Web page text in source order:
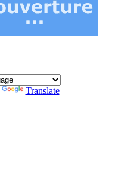
Translate